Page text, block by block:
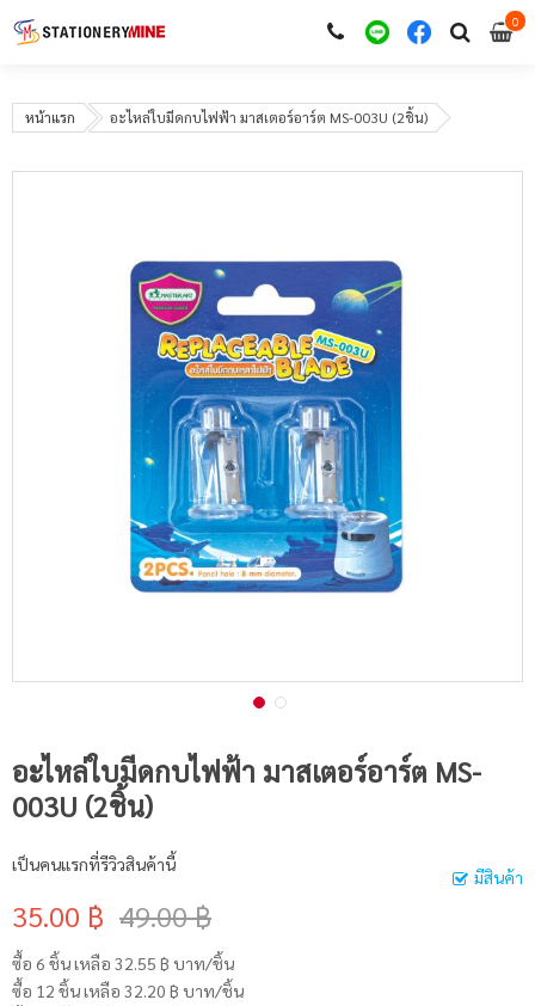
00
หน้าแรก อะไหล่ใบมีดกบไฟฟ้า มาสเตอร์อาร์ต MS-003U (2ชิ้น)
อะไหล่ใบมีดกบไฟฟ้า มาสเตอร์อาร์ต MS-
003U (2ชิ้น)
มีสินค้า
เป็นคนแรกที่รีวิวสินค้านี้
35.00 ฿ 49.00 ฿
ซื้อ 6 ชิ้น เหลือ 32.55 ฿ บาท/ชิ้น
ซื้อ 12 ชิ้น เหลือ 32.20 ฿ บาท/ชิ้น